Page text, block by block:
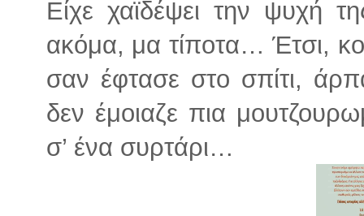
Είχε χαϊδέψει την ψυχή
ακόμα, μα τίποτα… Έτσι,
σαν έφτασε στο σπίτι,
δεν έμοιαζε πια
σ’ ένα συρτάρι…